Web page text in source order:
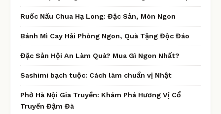
Ruốc Nấu Chua Hạ Long: Đặc Sản, Món Ngon
Bánh Mì Cay Hải Phòng Ngon, Quà Tặng Độc Đáo
Đặc Sản Hội An Làm Quà? Mua Gì Ngon Nhất?
Sashimi bạch tuộc: Cách làm chuẩn vị Nhật
Phở Hà Nội Gia Truyền: Khám Phá Hương Vị Cổ
Truyền Đậm Đà